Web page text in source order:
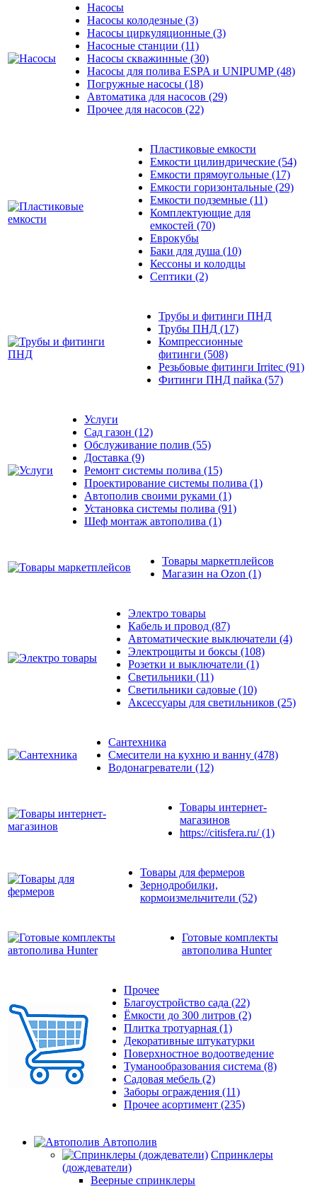
Насосы
Насосы колодезные (3)
Насосы циркуляционные (3)
Насосные станции (11)
Насосы скважинные (30)
Насосы для полива ESPA и UNIPUMP (48)
Погружные насосы (18)
Автоматика для насосов (29)
Прочее для насосов (22)
Пластиковые емкости
Емкости цилиндрические (54)
Емкости прямоугольные (17)
Емкости горизонтальные (29)
Емкости подземные (11)
Комплектующие для
емкостей (70)
Еврокубы
Баки для душа (10)
Кессоны и колодцы
Септики (2)
Трубы и фитинги ПНД
Трубы ПНД (17)
Компрессионные
фитинги (508)
Резьбовые фитинги Irritec (91)
Фитинги ПНД пайка (57)
Услуги
Сад газон (12)
Обслуживание полив (55)
Доставка (9)
Ремонт системы полива (15)
Проектирование системы полива (1)
Автополив своими руками (1)
Установка системы полива (91)
Шеф монтаж автополива (1)
Товары маркетплейсов
Магазин на Ozon (1)
Электро товары
Кабель и провод (87)
Автоматические выключатели (4)
Электрощиты и боксы (108)
Розетки и выключатели (1)
Светильники (11)
Светильники садовые (10)
Аксессуары для светильников (25)
Сантехника
Смесители на кухню и ванну (478)
Водонагреватели (12)
Товары интернет-
магазинов
https://citisfera.ru/(1)
Товары для фермеров
Зернодробилки,
кормоизмельчители (52)
Готовые комплекты
автополива Hunter
Прочее
Благоустройство сада (22)
Ёмкости до 300 литров (2)
Плитка тротуарная (1)
Декоративные штукатурки
Поверхностное водоотведение
Туманообразования система (8)
Садовая мебель (2)
Заборы ограждения (11)
Прочее асортимент (235)
Автополив
Спринклеры
(дождеватели)
Веерные спринклеры